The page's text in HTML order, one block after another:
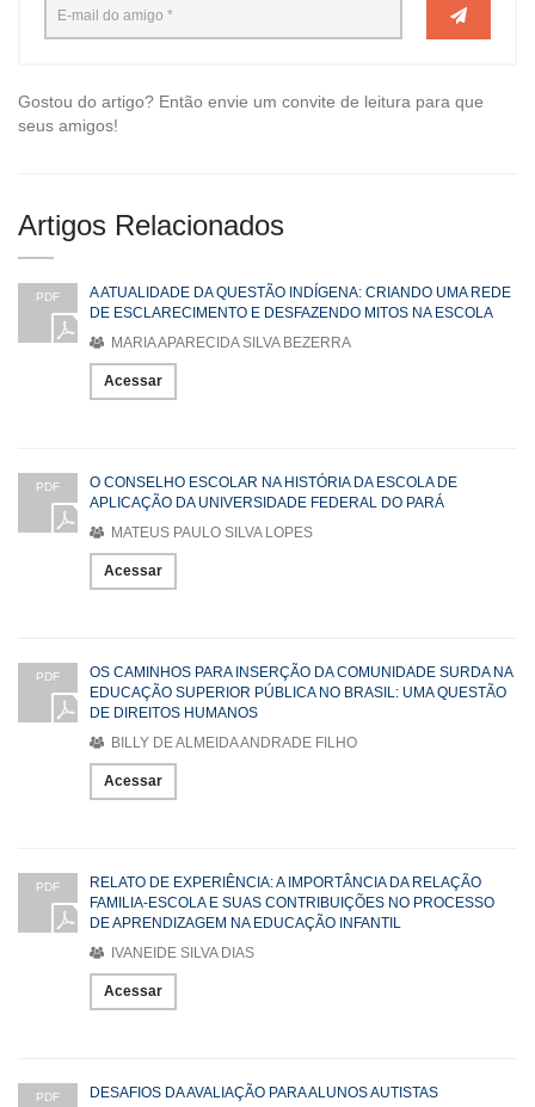
Gostou do artigo? Então envie um convite de leitura para que
seus amigos!
Artigos Relacionados
PDF
A ATUALIDADE DA QUESTÃO INDÍGENA: CRIANDO UMA REDE
DE ESCLARECIMENTO E DESFAZENDO MITOS NA ESCOLA
MARIA APARECIDA SILVA BEZERRA
Acessar
PDF
O CONSELHO ESCOLAR NA HISTÓRIA DA ESCOLA DE
APLICAÇÃO DA UNIVERSIDADE FEDERAL DO PARÁ
MATEUS PAULO SILVA LOPES
Acessar
PDF
OS CAMINHOS PARA INSERÇÃO DA COMUNIDADE SURDA NA
EDUCAÇÃO SUPERIOR PÚBLICA NO BRASIL: UMA QUESTÃO
DE DIREITOS HUMANOS
BILLY DE ALMEIDA ANDRADE FILHO
Acessar
PDF
RELATO DE EXPERIÊNCIA: A IMPORTÂNCIA DA RELAÇÃO
FAMILIA-ESCOLA E SUAS CONTRIBUIÇÕES NO PROCESSO
DE APRENDIZAGEM NA EDUCAÇÃO INFANTIL
IVANEIDE SILVA DIAS
Acessar
PDF
DESAFIOS DA AVALIAÇÃO PARA ALUNOS AUTISTAS